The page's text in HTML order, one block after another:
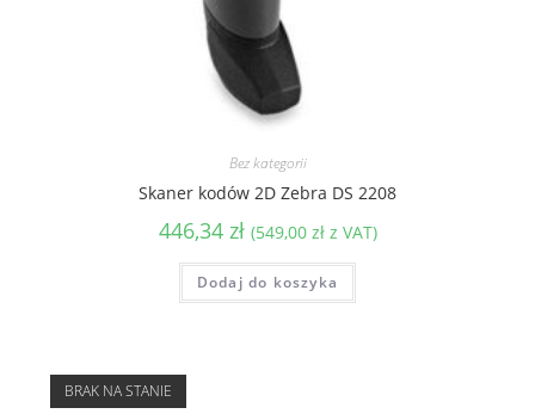
Bez kategorii
Skaner kodów 2D Zebra DS 2208
446,34 zł (549,00 złz VAT)
Dodaj do koszyka
BRAK NA STANIE